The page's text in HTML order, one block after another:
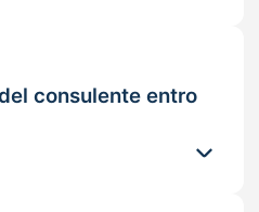
consulente entro